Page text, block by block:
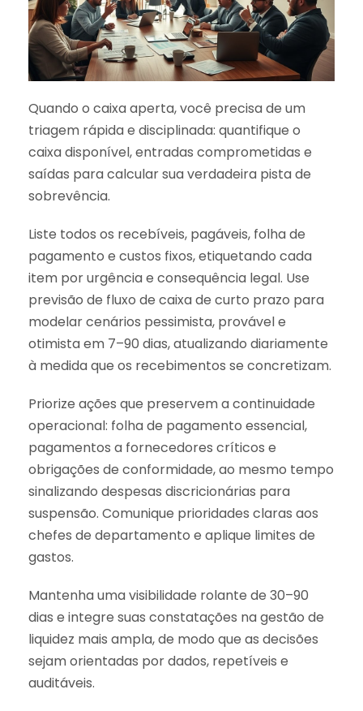
Quando o caixa aperta, você precisa de um
triagem rápida e disciplinada: quantifique o
caixa disponível, entradas comprometidas e
saídas para calcular sua verdadeira pista de
sobrevência.
Liste todos os recebíveis, pagáveis, folha de
pagamento e custos fixos, etiquetando cada
item por urgência e consequência legal. Use
previsão de fluxo de caixa de curto prazo para
modelar cenários pessimista, provável e
otimista em 7–90 dias, atualizando diariamente
à medida que os recebimentos se concretizam.
Priorize ações que preservem a continuidade
operacional: folha de pagamento essencial,
pagamentos a fornecedores críticos e
obrigações de conformidade, ao mesmo tempo
sinalizando despesas discricionárias para
suspensão. Comunique prioridades claras aos
chefes de departamento e aplique limites de
gastos.
Mantenha uma visibilidade rolante de 30–90
dias e integre suas constatações na gestão de
liquidez mais ampla, de modo que as decisões
sejam orientadas por dados, repetíveis e
auditáveis.